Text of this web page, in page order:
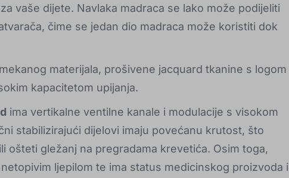
vaše dijete. Navlaka madraca se lako može podijeliti
čime se jedan dio madraca može koristiti dok
materijala, prošivene jacquard tkanine s logom
kapacitetom upijanja.
ima vertikalne ventilne kanale i modulacije s visokom
stabilizirajući dijelovi imaju povećanu krutost, što
ošteti gležanj na pregradama krevetića. Osim toga,
ljepilom te ima status medicinskog proizvoda i